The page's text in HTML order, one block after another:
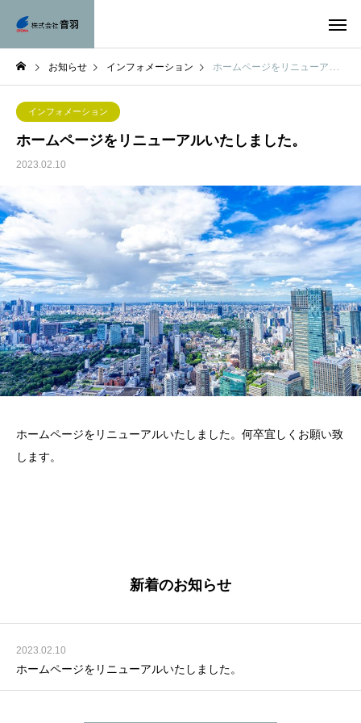
お知らせ インフォメーション ホームページをリニューアルいたしました。
インフォメーション
ホームページをリニューアルいたしました。
2023.02.10
ホームページをリニューアルいたしました。何卒宜しくお願い致
します。
新着のお知らせ
2023.02.10
ホームページをリニューアルいたしました。